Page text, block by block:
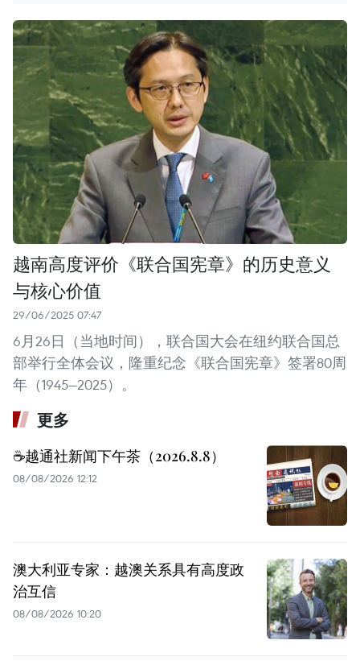
越南高度评价《联合国宪章》的历史意义
与核心价值
29/06/2025 07:47
6月26日（当地时间），联合国大会在纽约联合国总
部举行全体会议，隆重纪念《联合国宪章》签署80周
年（1945—2025）。
更多
☕️越通社新闻下午茶（2026.8.8）
08/08/2026 12:12
澳大利亚专家：越澳关系具有高度政
治互信
08/08/2026 10:20